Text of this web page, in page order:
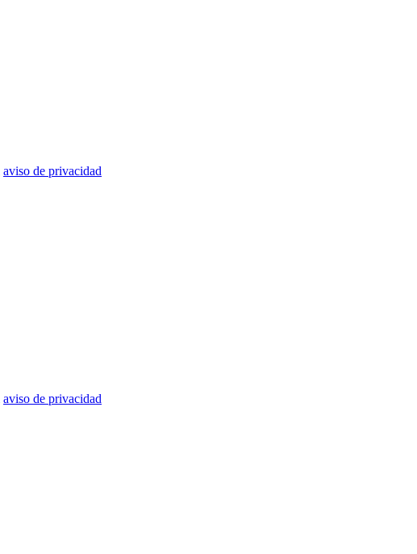
aviso de privacidad
aviso de privacidad